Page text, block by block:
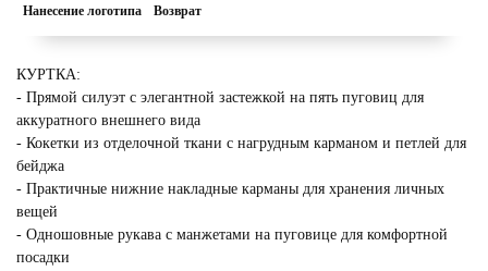
Нанесение логотипа
Возврат
КУРТКА:
- Прямой силуэт с элегантной застежкой на пять пуговиц для
аккуратного внешнего вида
- Кокетки из отделочной ткани с нагрудным карманом и петлей для
бейджа
- Практичные нижние накладные карманы для хранения личных
вещей
- Одношовные рукава с манжетами на пуговице для комфортной
посадки